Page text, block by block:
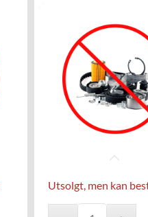
Utsolgt, men kan